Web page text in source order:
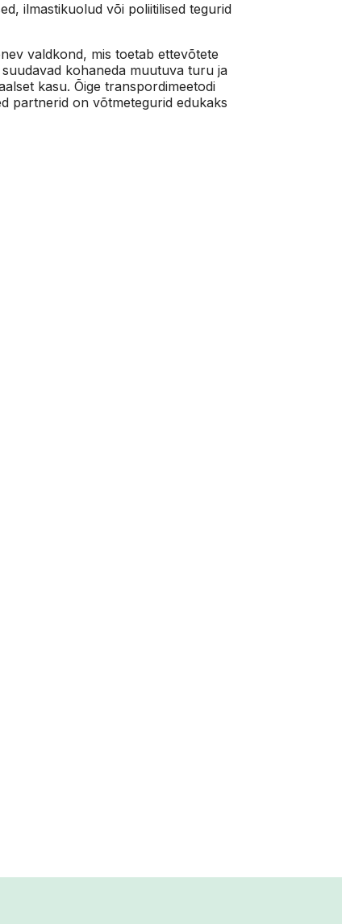
ilmastikuolud või poliitilised tegurid
valdkond, mis toetab ettevõtete
kohaneda muutuva turu ja
kasu. Õige transpordimeetodi
partnerid on võtmetegurid edukaks